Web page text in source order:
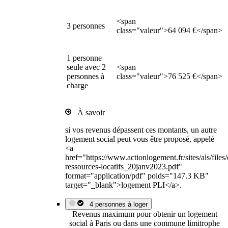
3 personnes
<span
class="valeur">64 094 €</span>
1 personne
seule avec 2
personnes à
charge
<span
class="valeur">76 525 €</span>
À savoir
si vos revenus dépassent ces montants, un autre
logement social peut vous être proposé, appelé
<a
href="https://www.actionlogement.fr/sites/als/
ressources-locatifs_20janv2023.pdf"
format="application/pdf" poids="147.3 KB"
target="_blank">logement PLI</a>.
4 personnes à loger
Revenus maximum pour obtenir un logement
social à Paris ou dans une commune limitrophe